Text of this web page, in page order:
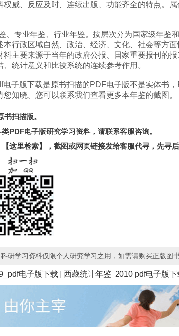
权威、反应及时、连续出版、功能齐全的特点。属
、专业年鉴、行业年鉴。按层次分为国家级年鉴和
本行政区域自然、政治、经济、文化、社会等方
料主要来源于当年的政府公报、国家重要报刊的报
统计意义和比较系统的连续参考作用。
电子版下载是原书扫描的PDF电子版不是实体书，
知晓。您可以联系我们查看更多本年鉴的截图。
扫描版。
PDF电子版研究学习资料，请联系客服咨询。
【这里检索】 ，截图或网页链接发给客服代寻，先寻后
研学习资料仅限个人研究学习之用，如需请购买正版图
电子版下载 西藏统计年鉴 2010 pdf电子版下